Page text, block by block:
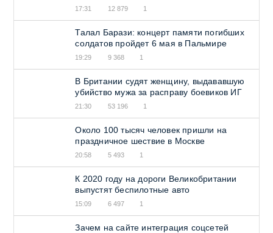
17:31 12 879 1
Талал Барази: концерт памяти погибших
солдатов пройдет 6 мая в Пальмире
19:29 9 368 1
В Британии судят женщину, выдававшую
убийство мужа за расправу боевиков ИГ
21:30 53 196 1
Около 100 тысяч человек пришли на
праздничное шествие в Москве
20:58 5 493 1
К 2020 году на дороги Великобритании
выпустят беспилотные авто
15:09 6 497 1
Зачем на сайте интеграция соцсетей